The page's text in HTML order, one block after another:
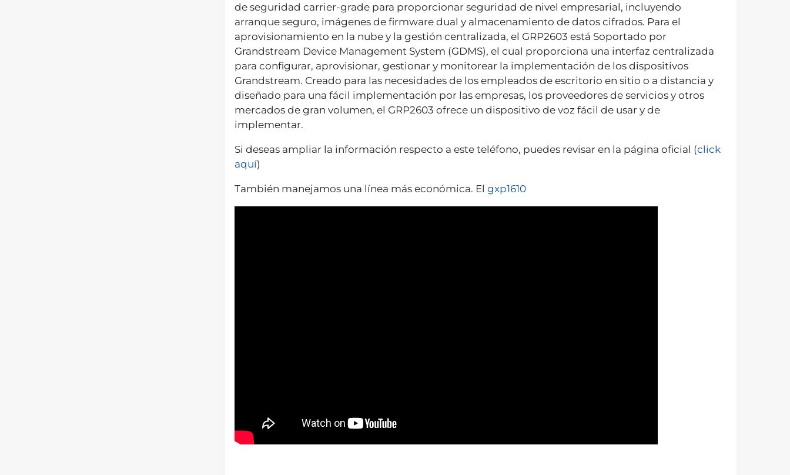
de seguridad carrier-grade para proporcionar seguridad de nivel empresarial, incluyendo
arranque seguro, imágenes de firmware dual y almacenamiento de datos cifrados. Para el
aprovisionamiento en la nube y la gestión centralizada, el GRP2603 está Soportado por
Grandstream Device Management System (GDMS), el cual proporciona una interfaz centralizada
para configurar, aprovisionar, gestionar y monitorear la implementación de los dispositivos
Grandstream. Creado para las necesidades de los empleados de escritorio en sitio o a distancia y
diseñado para una fácil implementación por las empresas, los proveedores de servicios y otros
mercados de gran volumen, el GRP2603 ofrece un dispositivo de voz fácil de usar y de
implementar.
Si deseas ampliar la información respecto a este teléfono, puedes revisar en la página oficial (click
aquí)
También manejamos una línea más económica. Elgxp1610